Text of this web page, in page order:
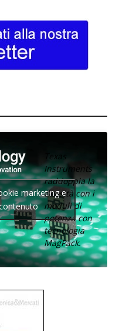
Texas
Instruments
raddoppia la
densità con i
moduli di
potenza con
tecnologia
MagPack.
marketing e